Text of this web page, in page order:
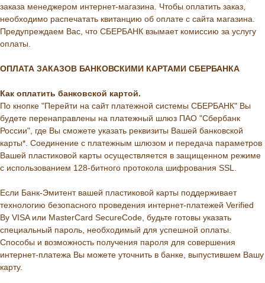
заказа менеджером интернет-магазина. Чтобы оплатить заказ,
необходимо распечатать квитанцию об оплате с сайта магазина.
Предупреждаем Вас, что СБЕРБАНК взымает комиссию за услугу
оплаты.
ОПЛАТА ЗАКАЗОВ БАНКОВСКИМИ КАРТАМИ СБЕРБАНКА
Как оплатить банковской картой.
По кнопке "Перейти на сайт платежной системы СБЕРБАНК" Вы
будете перенаправлены на платежный шлюз ПАО "Сбербанк
России", где Вы сможете указать реквизиты Вашей банковской
карты*. Соединение с платежным шлюзом и передача параметров
Вашей пластиковой карты осуществляется в защищенном режиме
с использованием 128-битного протокола шифрования SSL.
Если Банк-Эмитент вашей пластиковой карты поддерживает
технологию безопасного проведения интернет-платежей Verified
By VISA или MasterCard SecureCode, будьте готовы указать
специальный пароль, необходимый для успешной оплаты.
Способы и возможность получения пароля для совершения
интернет-платежа Вы можете уточнить в банке, выпустившем Вашу
карту.